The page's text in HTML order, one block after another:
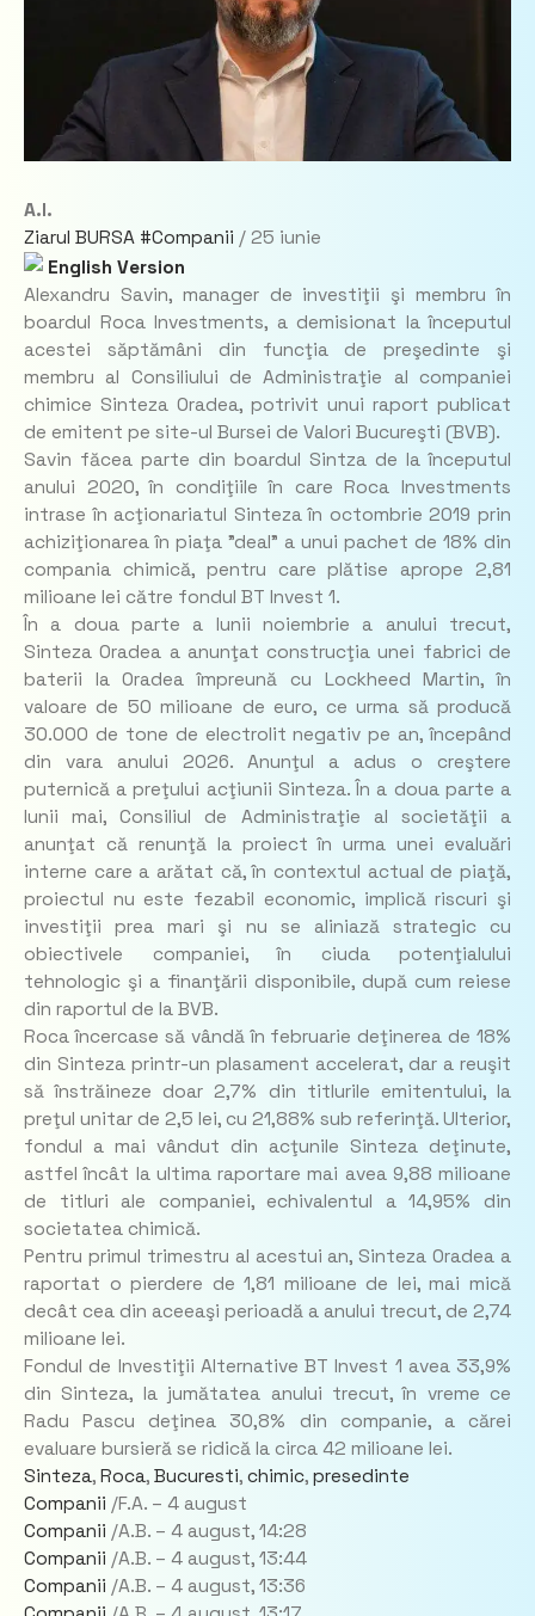
A.I.
Ziarul BURSA #Companii / 25 iunie
English Version
Alexandru Savin, manager de investiţii şi membru în
boardul Roca Investments, a demisionat la începutul
acestei săptămâni din funcţia de preşedinte şi
membru al Consiliului de Administraţie al companiei
chimice Sinteza Oradea, potrivit unui raport publicat
de emitent pe site-ul Bursei de Valori Bucureşti (BVB).
Savin făcea parte din boardul Sintza de la începutul
anului 2020, în condiţiile în care Roca Investments
intrase în acţionariatul Sinteza în octombrie 2019 prin
achiziţionarea în piaţa ”deal” a unui pachet de 18% din
compania chimică, pentru care plătise aprope 2,81
milioane lei către fondul BT Invest 1.
În a doua parte a lunii noiembrie a anului trecut,
Sinteza Oradea a anunţat construcţia unei fabrici de
baterii la Oradea împreună cu Lockheed Martin, în
valoare de 50 milioane de euro, ce urma să producă
30.000 de tone de electrolit negativ pe an, începând
din vara anului 2026. Anunţul a adus o creştere
puternică a preţului acţiunii Sinteza. În a doua parte a
lunii mai, Consiliul de Administraţie al societăţii a
anunţat că renunţă la proiect în urma unei evaluări
interne care a arătat că, în contextul actual de piaţă,
proiectul nu este fezabil economic, implică riscuri şi
investiţii prea mari şi nu se aliniază strategic cu
obiectivele companiei, în ciuda potenţialului
tehnologic şi a finanţării disponibile, după cum reiese
din raportul de la BVB.
Roca încercase să vândă în februarie deţinerea de 18%
din Sinteza printr-un plasament accelerat, dar a reuşit
să înstrăineze doar 2,7% din titlurile emitentului, la
preţul unitar de 2,5 lei, cu 21,88% sub referinţă. Ulterior,
fondul a mai vândut din acţunile Sinteza deţinute,
astfel încât la ultima raportare mai avea 9,88 milioane
de titluri ale companiei, echivalentul a 14,95% din
societatea chimică.
Pentru primul trimestru al acestui an, Sinteza Oradea a
raportat o pierdere de 1,81 milioane de lei, mai mică
decât cea din aceeaşi perioadă a anului trecut, de 2,74
milioane lei.
Fondul de Investiţii Alternative BT Invest 1 avea 33,9%
din Sinteza, la jumătatea anului trecut, în vreme ce
Radu Pascu deţinea 30,8% din companie, a cărei
evaluare bursieră se ridică la circa 42 milioane lei.
Sinteza, Roca, Bucuresti, chimic, presedinte
Companii /F.A. – 4 august
Companii /A.B. – 4 august, 14:28
Companii /A.B. – 4 august, 13:44
Companii /A.B. – 4 august, 13:36